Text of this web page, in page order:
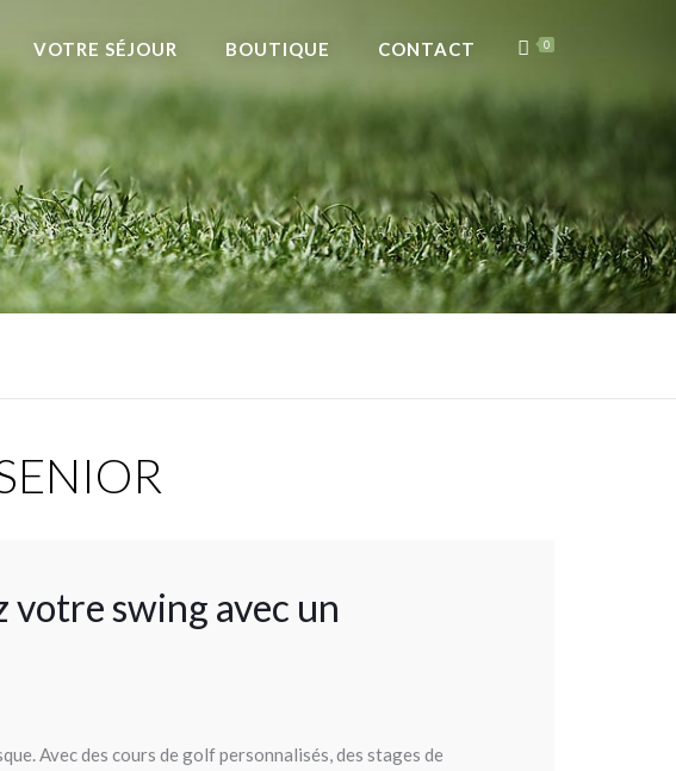
0
VOTRE SÉJOUR BOUTIQUE CONTACT
swing avec un
Avec des cours de golf personnalisés, des stages de